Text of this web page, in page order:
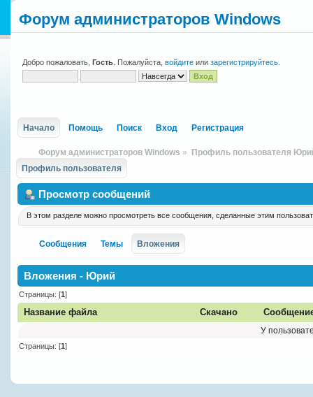
Форум администраторов Windows
Добро пожаловать, Гость . Пожалуйста, войдите или зарегистрируйтесь
Начало Помощь Поиск Вход Регистрация
Форум администраторов Windows »
Профиль пользователя
Профиль пользователя
Просмотр сообщений
В этом разделе можно просмотреть все сообщения, сделанные этим
Сообщения Темы Вложения
Вложения - Юрий
Страницы: [1]
Название файла Скачано
У
Страницы: [1]